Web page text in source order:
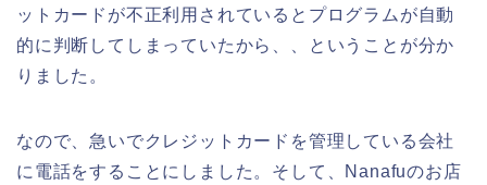
ットカードが不正利用されているとプログラムが自動
的に判断してしまっていたから、、ということが分か
りました。
なので、急いでクレジットカードを管理している会社
に電話をすることにしました。そして、Nanafuのお店